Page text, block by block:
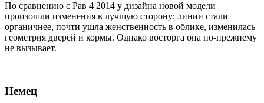
По сравнению с Рав 4 2014 у дизайна новой модели
произошли изменения в лучшую сторону: линии стали
органичнее, почти ушла женственность в облике, изменилась
геометрия дверей и кормы. Однако восторга она по-прежнему
не вызывает.
Немец